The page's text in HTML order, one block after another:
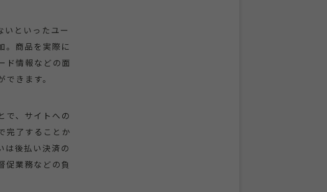
いといったユー
。商品を実際に
ド情報などの面
きます。
で、サイトへの
完了することか
は後払い決済の
促業務などの負